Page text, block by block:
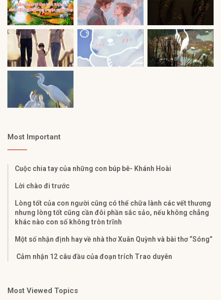
Most Important
Cuộc chia tay của những con búp bê- Khánh Hoài
Lời chào đi trước
Lòng tốt của con người cũng có thể chữa lành các vết thương
nhưng lòng tốt cũng cần đôi phần sắc sảo, nếu không chẳng
khác nào con số không tròn trĩnh
Một số nhận định hay về nhà thơ Xuân Quỳnh và bài thơ “Sóng”
Cảm nhận 12 câu đầu của đoạn trích Trao duyên
Most Viewed Topics